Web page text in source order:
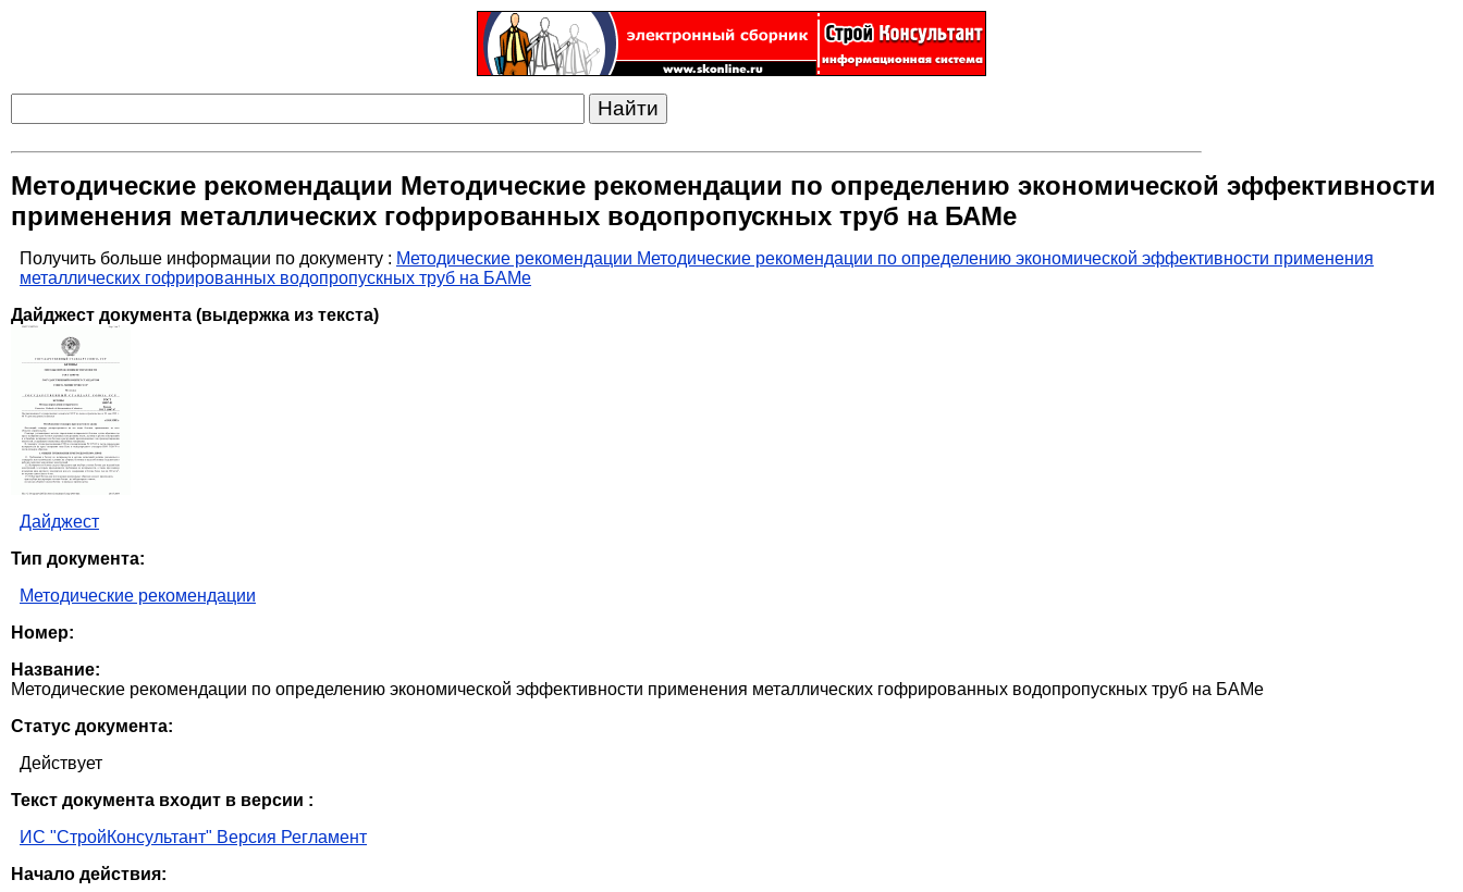
Методические рекомендации Методические рекомендации по определению экономической эффективности
применения металлических гофрированных водопропускных труб на БАМе
Получить больше информации по документу : Методические рекомендации Методические рекомендации по определению экономической эффективности применения
металлических гофрированных водопропускных труб на БАМе
Дайджест документа (выдержка из текста)
Дайджест
Тип документа:
Методические рекомендации
Номер:
Название:
Методические рекомендации по определению экономической эффективности применения металлических гофрированных водопропускных труб на БАМе
Статус документа:
Действует
Текст документа входит в версии :
ИС "СтройКонсультант" Версия Регламент
Начало действия: